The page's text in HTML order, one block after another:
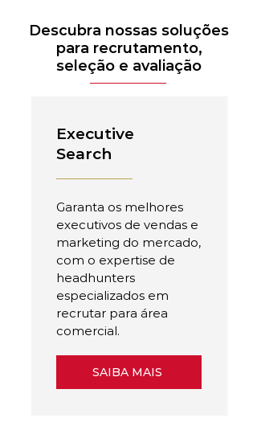
Descubra nossas soluções
para recrutamento,
seleção e avaliação
Executive
Search
Garanta os melhores
executivos de vendas e
marketing do mercado,
com o expertise de
headhunters
especializados em
recrutar para área
comercial.
SAIBA MAIS